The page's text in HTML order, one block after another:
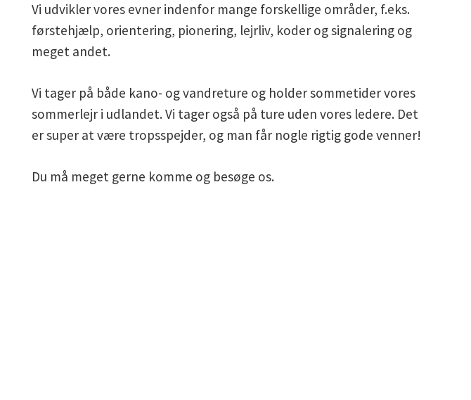
Vi udvikler vores evner indenfor mange forskellige områder, f.eks.
førstehjælp, orientering, pionering, lejrliv, koder og signalering og
meget andet.
Vi tager på både kano- og vandreture og holder sommetider vores
sommerlejr i udlandet. Vi tager også på ture uden vores ledere. Det
er super at være tropsspejder, og man får nogle rigtig gode venner!
Du må meget gerne komme og besøge os.